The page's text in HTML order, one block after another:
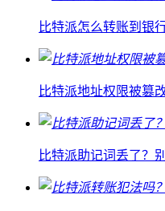
比特派怎么转账到银
比特派地址权限被篡
比特派助记词丢了？